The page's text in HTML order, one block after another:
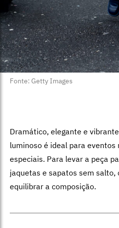
Fonte: Getty Images
Dramático, elegante e
luminoso é ideal para
especiais. Para levar a peça
jaquetas e sapatos sem salto,
equilibrar a composição.